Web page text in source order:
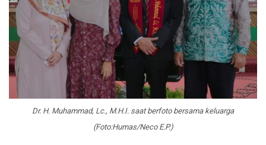
Dr. H. Muhammad, Lc., M.H.I. saat berfoto bersama keluarga
(Foto:Humas/Neco E.P.)